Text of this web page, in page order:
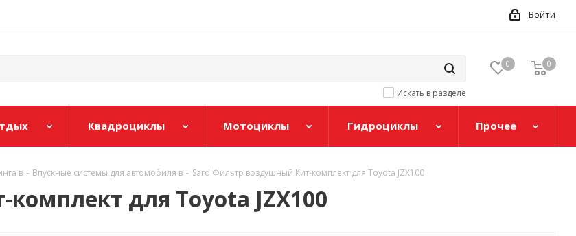
Войти
Искать в разделе
0 0
Квадроциклы Мотоциклы Гидроциклы Прочее
в - Впускные системы для автомобиля в - Sard Фильтр воздушный Кит-комплект для Toyota JZX100
для Toyota JZX100